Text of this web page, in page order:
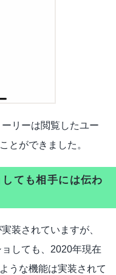
リーは閲覧したユー
とができました。
ても相手には伝わ
装されていますが、
しても、2020年現在
うな機能は実装されて